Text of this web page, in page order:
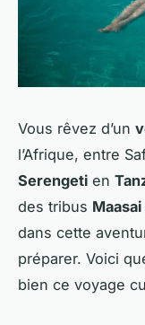
Vous rêvez d’un
l’Afrique, entre
Serengeti en
des tribus Maasai
dans cette
préparer. Voici
bien ce voyage